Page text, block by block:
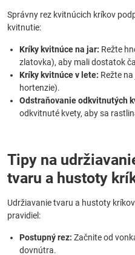
Správny rez kvitnúcich kríkov
kvitnutie:
Kríky kvitnúce na jar: Režte
zlatovka), aby mali dostatok
Kríky kvitnúce v lete: Režte
hortenzie).
Odstraňovanie odkvitnutých
odkvitnuté kvety, aby sa
Tipy na
tvaru a hustoty
Udržiavanie tvaru a hustoty
pravidiel:
Postupný rez: Začnite od
dovnútra.